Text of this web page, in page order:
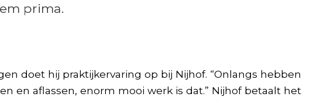
prima.
doet hij praktijkervaring op bij Nijhof. “Onlangs hebben
en aflassen, enorm mooi werk is dat.” Nijhof betaalt het